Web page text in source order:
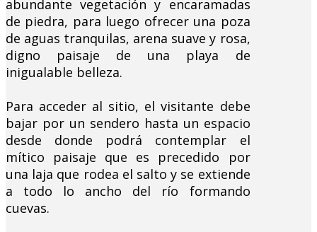
abundante vegetación y encaramadas
de piedra, para luego ofrecer una poza
de aguas tranquilas, arena suave y rosa,
digno paisaje de una playa de
inigualable belleza.
Para acceder al sitio, el visitante debe
bajar por un sendero hasta un espacio
desde donde podrá contemplar el
mítico paisaje que es precedido por
una laja que rodea el salto y se extiende
a todo lo ancho del río formando
cuevas.